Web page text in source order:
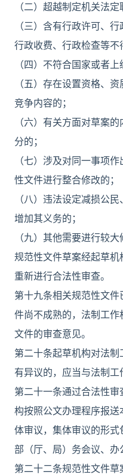
（二）超越制定机关法定
（三）含有行政许可、
行政收费、行政检查等不
（四）不符合国家或者上
（五）存在设置资格、
竞争内容的；
（六）有关方面对草案
分的；
（七）涉及对同一事项
性文件进行整合修改的；
（八）违法设定减损公
增加其义务的；
（九）其他需要进行较大
规范性文件草案经起草
重新进行合法性审查。
第十九条相关规范性文
件尚不成熟的，法制工
文件的审查意见。
第二十条起草机构对法
有异议的，应当与法制工
第二十一条通过合法性
构按照公文办理程序报
体审议，集体审议的形式
部（厅、局）务会议、办
第二十二条规范性文件